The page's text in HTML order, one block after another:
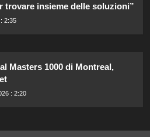
trovare insieme delle soluzioni”
2:35
Masters 1000 di Montreal,
: 2:20